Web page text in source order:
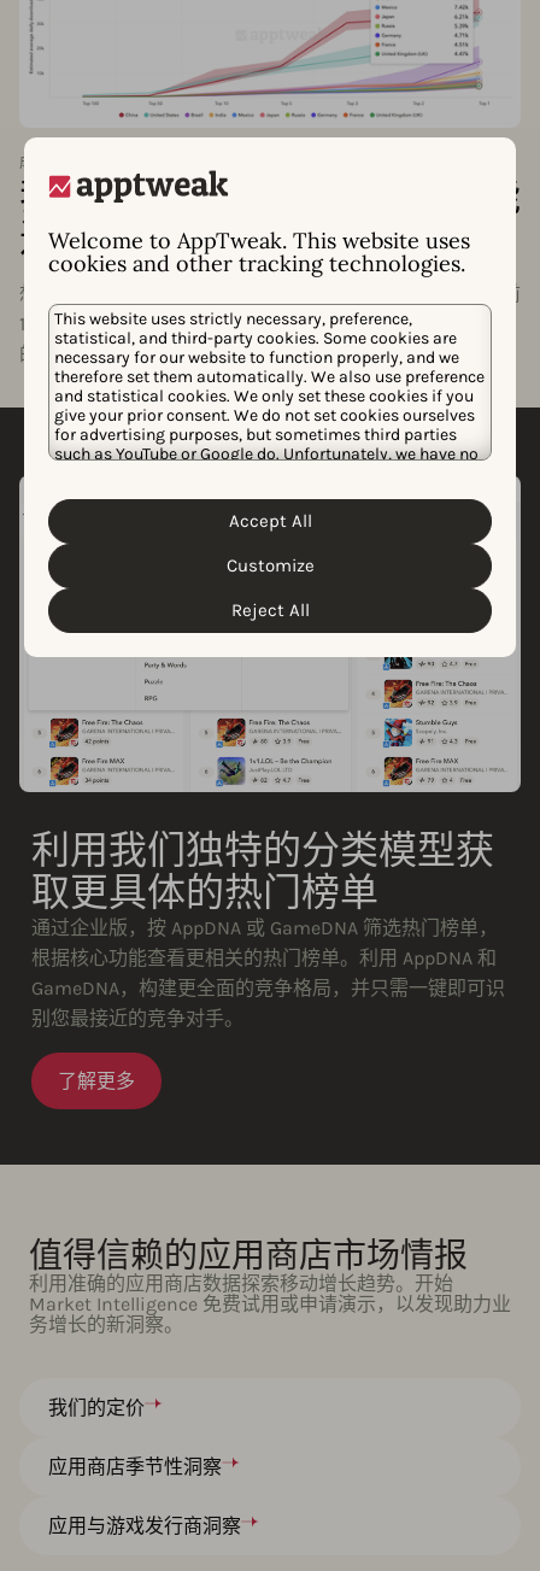
Welcome to AppTweak. This website uses
cookies and other tracking technologies.
This website uses strictly necessary, preference,
statistical, and third-party cookies. Some cookies are
necessary for our website to function properly, and we
therefore set them automatically. We also use preference
and statistical cookies. We only set these cookies if you
give your prior consent. We do not set cookies ourselves
for advertising purposes, but sometimes third parties
such as YouTube or Google do. Unfortunately, we have no
personal data and the different cookies we use, please
Cookie Policy&Privacy Policy
customize your cookie settings and preferences by
clicking the “Customize” button.
Reject All
Customize
Accept All
成为热门所需下载量
我的应用需要多少下载量才能
进入前 10 名？
想知道您的应用或游戏需要达到什么水平才能进入类别的前
1、5 或 10 名？通过“成为热门所需下载量”，我们将估算您
的应用在所属类别中名列前茅所需的下载量。
利用我们独特的分类模型获
取更具体的热门榜单
通过企业版，按 AppDNA 或 GameDNA 筛选热门榜单，
根据核心功能查看更相关的热门榜单。利用 AppDNA 和
GameDNA，构建更全面的竞争格局，并只需一键即可识
别您最接近的竞争对手。
了解更多
值得信赖的应用商店市场情报
利用准确的应用商店数据探索移动增长趋势。开始
Market Intelligence 免费试用或申请演示，以发现助力业
务增长的新洞察。
我们的定价
应用商店季节性洞察
应用与游戏发行商洞察